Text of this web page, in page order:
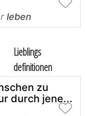
leben
Lieblings
definitionen
zu
durch jene...